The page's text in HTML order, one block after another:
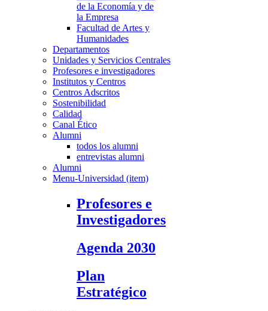
de la Economía y de
la Empresa
Facultad de Artes y
Humanidades
Departamentos
Unidades y Servicios Centrales
Profesores e investigadores
Institutos y Centros
Centros Adscritos
Sostenibilidad
Calidad
Canal Ético
Alumni
todos los alumni
entrevistas alumni
Alumni
Menu-Universidad (item)
Profesores e
Investigadores
Agenda 2030
Plan
Estratégico